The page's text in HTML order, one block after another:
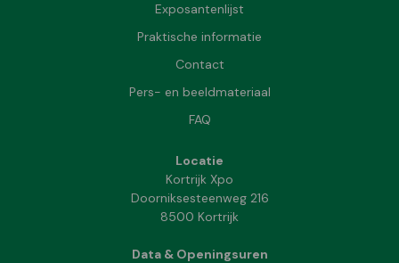
Exposantenlijst
Praktische informatie
Contact
Pers- en beeldmateriaal
FAQ
Locatie
Kortrijk Xpo
Doorniksesteenweg 216
8500 Kortrijk
Data & Openingsuren